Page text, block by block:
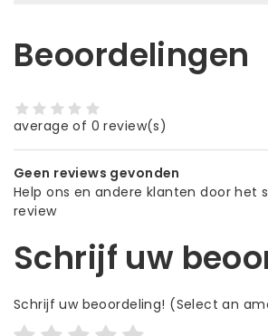
Beoordelingen
average of 0 review(s)
Geen reviews gevonden
Help ons en andere klanten door het
review
Schrijf uw
Schrijf uw beoordeling! (Select an